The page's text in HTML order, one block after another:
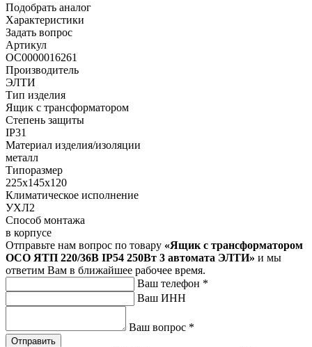
Подобрать аналог
Характеристики
Задать вопрос
Артикул
ОС0000016261
Производитель
ЭЛТИ
Тип изделия
Ящик с трансформатором
Степень защиты
IP31
Материал изделия/изоляции
металл
Типоразмер
225х145х120
Климатическое исполнение
УХЛ2
Способ монтажа
в корпусе
Отправьте нам вопрос по товару «Ящик с трансформатором
ОСО ЯТП 220/36В IP54 250Вт 3 автомата ЭЛТИ» и мы
ответим Вам в ближайшее рабочее время.
Ваш телефон *
Ваш ИНН
Ваш вопрос *
Отправить